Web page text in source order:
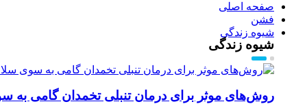
صفحه اصلی
فشن
شیوه زندگی
شیوه زندگی
روش‌های موثر برای درمان تنبلی تخمدان گامی به